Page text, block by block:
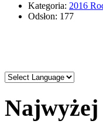
Kategoria: 2016
Odsłon: 177
Najwyżej